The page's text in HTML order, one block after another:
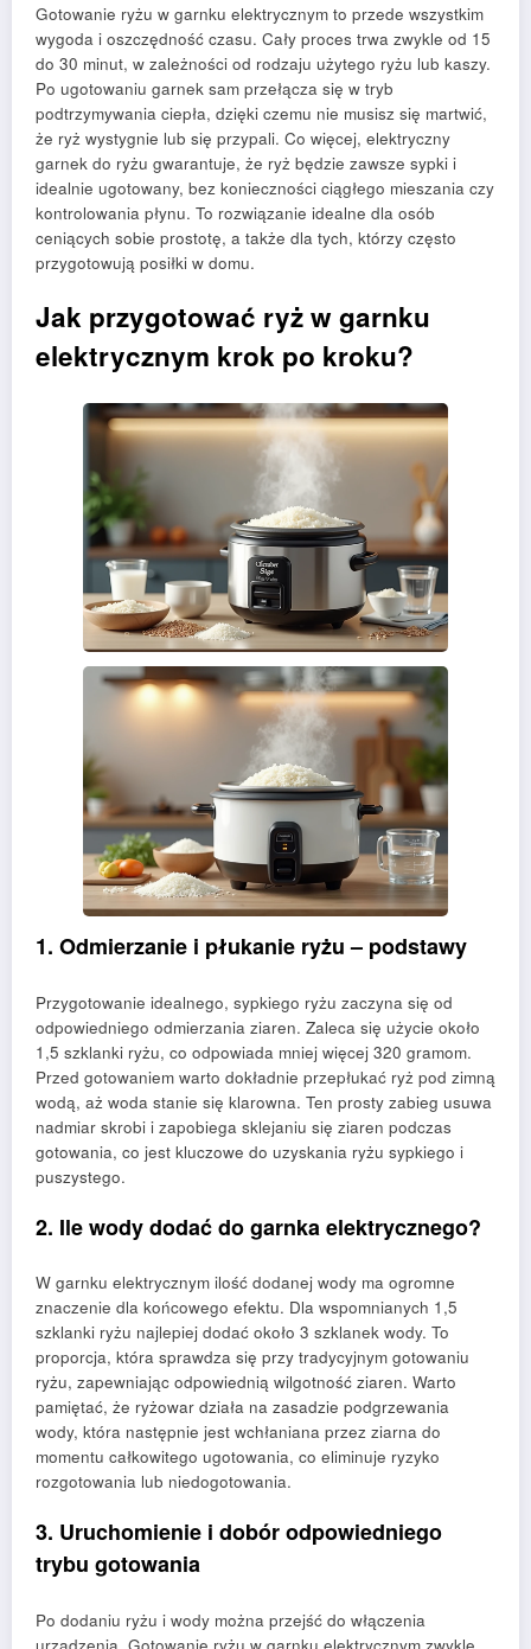
Gotowanie ryżu w garnku elektrycznym to przede wszystkim
wygoda i oszczędność czasu. Cały proces trwa zwykle od 15
do 30 minut, w zależności od rodzaju użytego ryżu lub kaszy.
Po ugotowaniu garnek sam przełącza się w tryb
podtrzymywania ciepła, dzięki czemu nie musisz się martwić,
że ryż wystygnie lub się przypali. Co więcej, elektryczny
garnek do ryżu gwarantuje, że ryż będzie zawsze sypki i
idealnie ugotowany, bez konieczności ciągłego mieszania czy
kontrolowania płynu. To rozwiązanie idealne dla osób
ceniących sobie prostotę, a także dla tych, którzy często
przygotowują posiłki w domu.
Jak przygotować ryż w garnku
elektrycznym krok po kroku?
1. Odmierzanie i płukanie ryżu – podstawy
Przygotowanie idealnego, sypkiego ryżu zaczyna się od
odpowiedniego odmierzania ziaren. Zaleca się użycie około
1,5 szklanki ryżu, co odpowiada mniej więcej 320 gramom.
Przed gotowaniem warto dokładnie przepłukać ryż pod zimną
wodą, aż woda stanie się klarowna. Ten prosty zabieg usuwa
nadmiar skrobi i zapobiega sklejaniu się ziaren podczas
gotowania, co jest kluczowe do uzyskania ryżu sypkiego i
puszystego.
2. Ile wody dodać do garnka elektrycznego?
W garnku elektrycznym ilość dodanej wody ma ogromne
znaczenie dla końcowego efektu. Dla wspomnianych 1,5
szklanki ryżu najlepiej dodać około 3 szklanek wody. To
proporcja, która sprawdza się przy tradycyjnym gotowaniu
ryżu, zapewniając odpowiednią wilgotność ziaren. Warto
pamiętać, że ryżowar działa na zasadzie podgrzewania
wody, która następnie jest wchłaniana przez ziarna do
momentu całkowitego ugotowania, co eliminuje ryzyko
rozgotowania lub niedogotowania.
3. Uruchomienie i dobór odpowiedniego
trybu gotowania
Po dodaniu ryżu i wody można przejść do włączenia